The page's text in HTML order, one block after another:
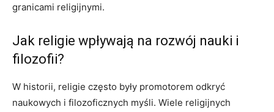
granicami religijnymi.
Jak religie wpływają na rozwój nauki i
filozofii?
W historii, religie często były promotorem odkryć
naukowych i filozoficznych myśli. Wiele religijnych